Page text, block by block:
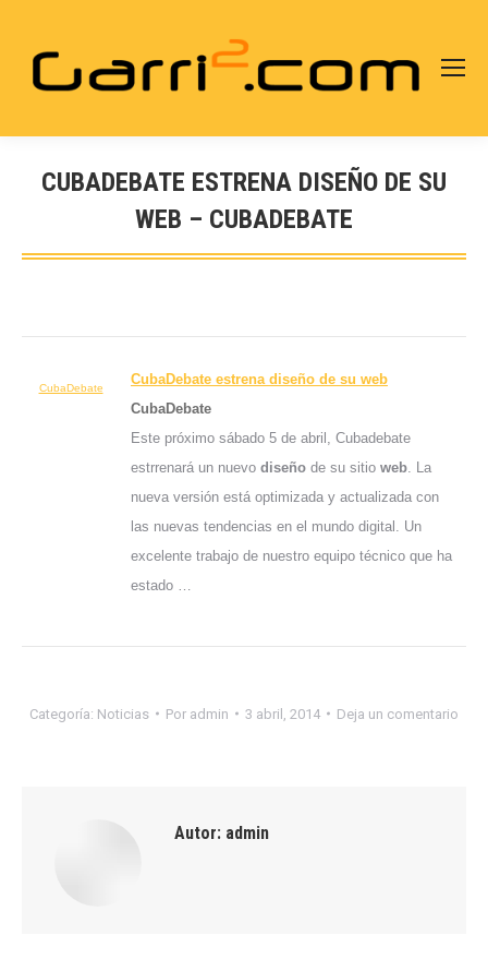
CUBADEBATE ESTRENA DISEÑO DE SU
WEB – CUBADEBATE
Estás aquí:
CubaDebate
CubaDebate estrena diseño de su web
CubaDebate
Este próximo sábado 5 de abril, Cubadebate
estrrenará un nuevo diseño de su sitio web . La
nueva versión está optimizada y actualizada con
las nuevas tendencias en el mundo digital. Un
excelente trabajo de nuestro equipo técnico que ha
estado …
Categoría: Noticias Por admin 3 abril, 2014 Deja un comentario
Autor: admin